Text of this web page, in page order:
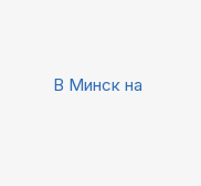
В Минск на